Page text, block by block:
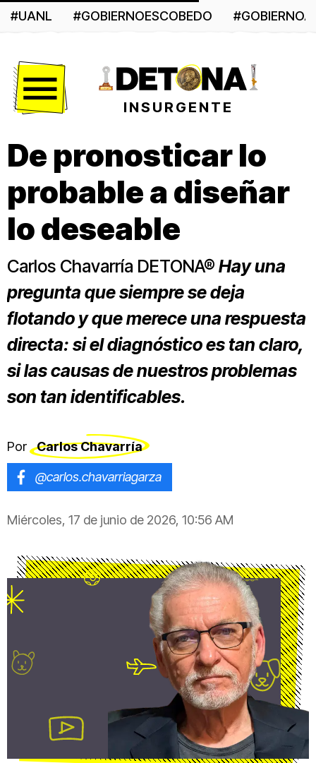
#UANL #GOBIERNOESCOBEDO
INSURGENTE
De pronosticar lo
probable a diseñar
lo deseable
Carlos Chavarría DETONA® Hay una
pregunta que siempre se deja
flotando y que merece una respuesta
directa: si el diagnóstico es tan claro,
si las causas de nuestros problemas
son tan identificables.
Por Carlos Chavarría
@carlos.chavarriagarza
Miércoles, 17 de junio de 2026, 10:56 AM